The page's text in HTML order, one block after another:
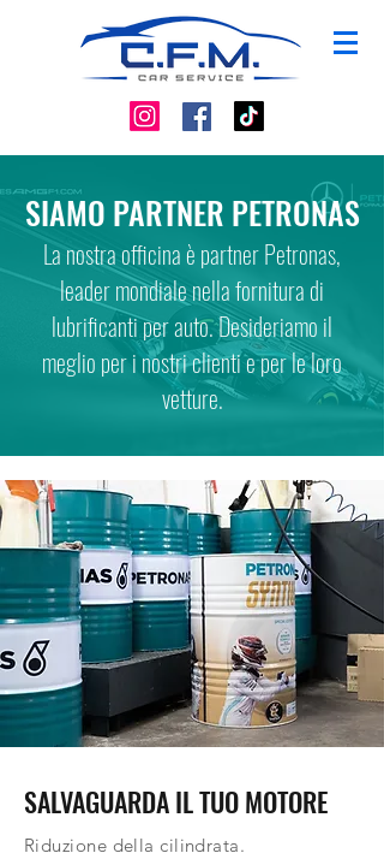
SIAMO PARTNER PETRONAS
La nostra officina è partner Petronas,
leader mondiale nella fornitura di
lubrificanti per auto. Desideriamo il
meglio per i nostri clienti e per le loro
vetture.
SALVAGUARDA IL TUO MOTORE
Riduzione della cilindrata.